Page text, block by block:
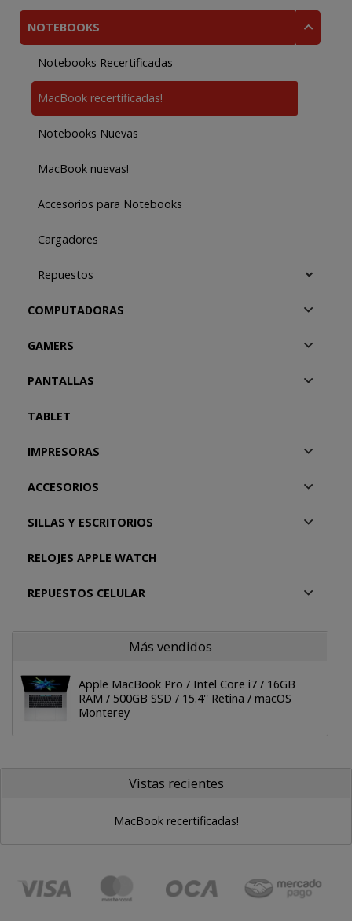
NOTEBOOKS
Notebooks Recertificadas
MacBook recertificadas!
Notebooks Nuevas
MacBook nuevas!
Accesorios para Notebooks
Cargadores
Repuestos
COMPUTADORAS
GAMERS
PANTALLAS
TABLET
IMPRESORAS
ACCESORIOS
SILLAS Y ESCRITORIOS
RELOJES APPLE WATCH
REPUESTOS CELULAR
Más vendidos
Apple MacBook Pro / Intel Core i7 / 16GB
RAM / 500GB SSD / 15.4'' Retina / macOS
Monterey
Vistas recientes
MacBook recertificadas!